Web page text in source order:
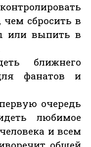
сбросить в
или выпить в
ближнего
фанатов и
очередь
любимое
и всем